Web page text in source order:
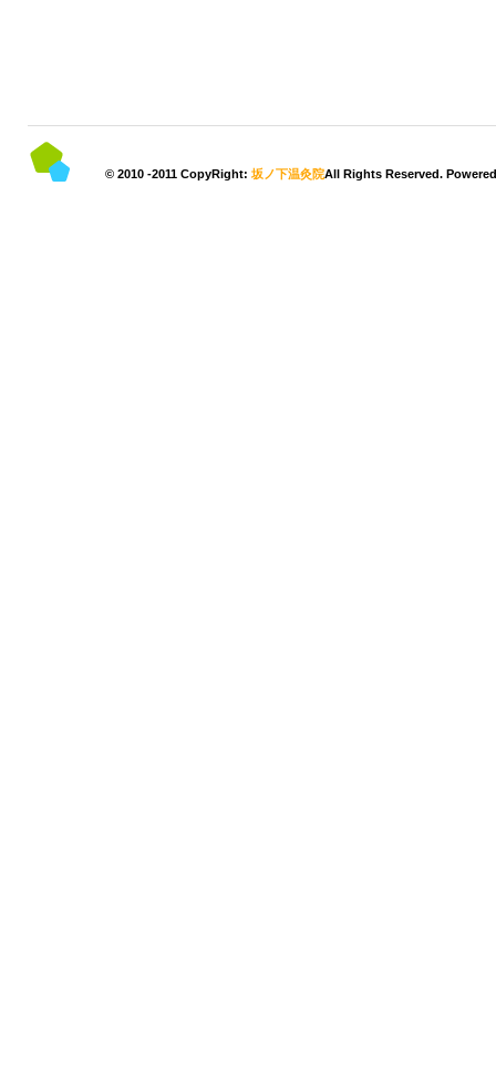
© 2010 -2011 CopyRight: 坂ノ下温灸院All Rights Reserved.